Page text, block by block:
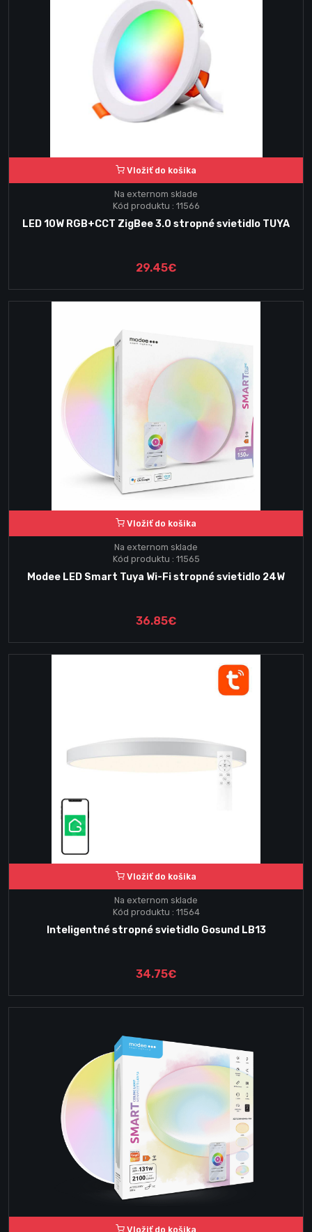
Vložiť do košika
Na externom sklade
Kód produktu : 11566
LED 10W RGB+CCT ZigBee 3.0 stropné svietidlo TUYA
29.45€
Vložiť do košika
Na externom sklade
Kód produktu : 11565
Modee LED Smart Tuya Wi-Fi stropné svietidlo 24W
36.85€
Vložiť do košika
Na externom sklade
Kód produktu : 11564
Inteligentné stropné svietidlo Gosund LB13
34.75€
Vložiť do košika